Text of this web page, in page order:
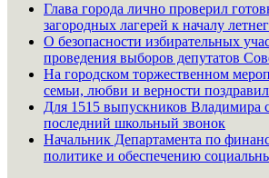
Глава города лично проверил
загородных лагерей к началу
О безопасности избирательных
проведения выборов депутатов
На городском торжественном
семьи, любви и верности
Для 1515 выпускников Владимира
последний школьный звонок
Начальник Департамента по
политике и обеспечению